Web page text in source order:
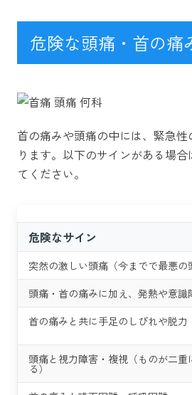
危険な頭痛・首の痛
首の痛みや頭痛の中には、緊急
ります。以下のサインがある場
てください。
危険なサイン
突然の激しい頭痛（今までで最悪の
頭痛・首の痛みに加え、発熱や意識
首の痛みと共に手足のしびれや脱力
頭痛と視力障害・複視（ものが二重
る）